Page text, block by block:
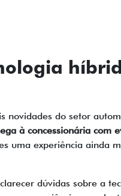
novidades do setor
à concessionária com
uma experiência ainda
dúvidas sobre a